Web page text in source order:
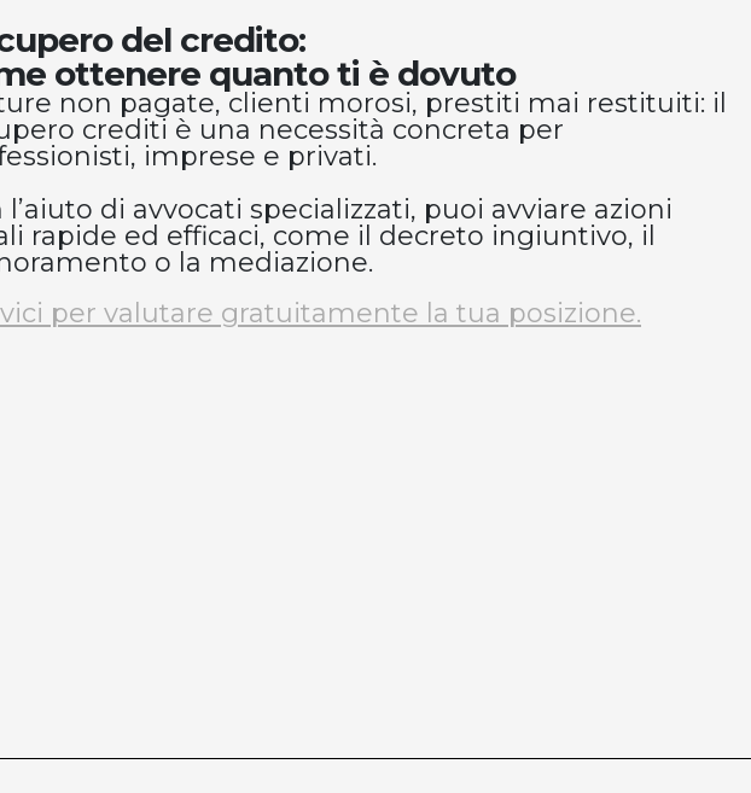
del credito:
ottenere quanto ti è dovuto
non pagate, clienti morosi, prestiti mai restituiti: il
crediti è una necessità concreta per
imprese e privati.
l’aiuto di avvocati specializzati, puoi avviare azioni
rapide ed efficaci, come il decreto ingiuntivo, il
o la mediazione.
per valutare gratuitamente la tua posizione.